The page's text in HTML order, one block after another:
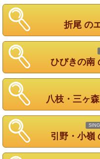
折尾 の
ひびきの南
八枝・三ヶ
引野・小嶺